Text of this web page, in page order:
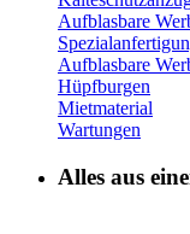
Aufblasbare
Aufblasbare
Hüpfburgen
Mietmaterial
Wartungen
Alles aus